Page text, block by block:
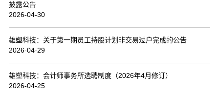
披露公告
2026-04-30
雄塑科技：关于第一期员工持股计划非交易过户完成的公告
2026-04-29
雄塑科技：会计师事务所选聘制度（2026年4月修订）
2026-04-25